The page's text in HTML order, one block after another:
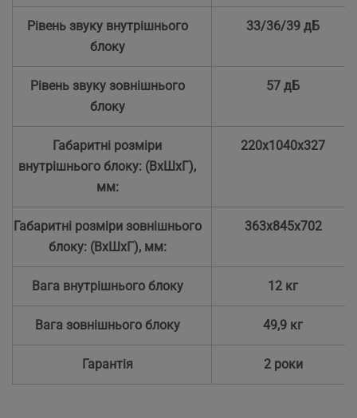
Рівень звуку внутрішнього
блоку
33/36/39 дБ
Рівень звуку зовнішнього
блоку
57 дБ
Габаритні розміри
внутрішнього блоку: (ВхШхГ),
мм:
220х1040х327
Габаритні розміри зовнішнього
блоку: (ВхШхГ), мм:
363х845х702
Вага внутрішнього блоку 12 кг
Вага зовнішнього блоку 49,9 кг
Гарантія 2 роки